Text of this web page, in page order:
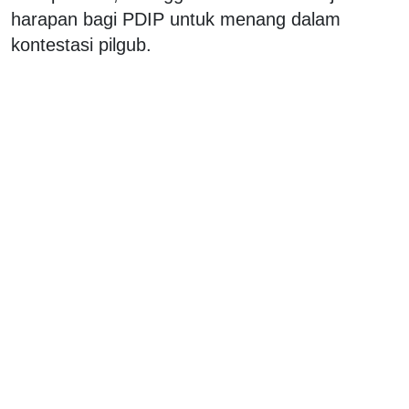
harapan bagi PDIP untuk menang dalam
kontestasi pilgub.